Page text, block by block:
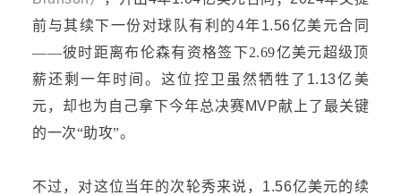
前与其续下一份对球队有利的4年1.56亿美元合同
——彼时距离布伦森有资格签下2.69亿美元超级顶
薪还剩一年时间。这位控卫 虽然牺牲了 1.13亿美
元， 却也为自己拿下今年总决赛MVP献上了最关键
的一次“助攻”。
不过， 对这位 当年的次轮秀来说， 1.56亿美元的续